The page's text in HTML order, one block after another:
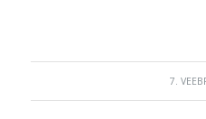
7.